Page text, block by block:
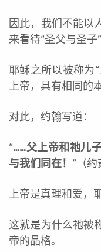
因此，我们不能以
来看待“圣父与圣子
耶稣之所以被称为
上帝，具有相同的
对此，约翰写道：
“……父上帝和祂儿
与我们同在！ ”（约
上帝是真理和爱，
这就是为什么祂被
帝的品格。